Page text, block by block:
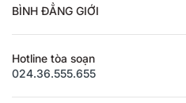
BÌNH ĐẲNG GIỚI
Hotline tòa soạn
024.36.555.655